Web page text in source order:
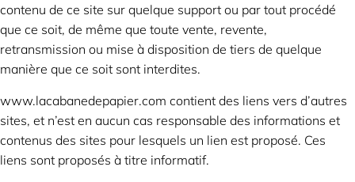
contenu de ce site sur quelque support ou par tout procédé
que ce soit, de même que toute vente, revente,
retransmission ou mise à disposition de tiers de quelque
manière que ce soit sont interdites.
www.lacabanedepapier.com contient des liens vers d’autres
sites, et n’est en aucun cas responsable des informations et
contenus des sites pour lesquels un lien est proposé. Ces
liens sont proposés à titre informatif.